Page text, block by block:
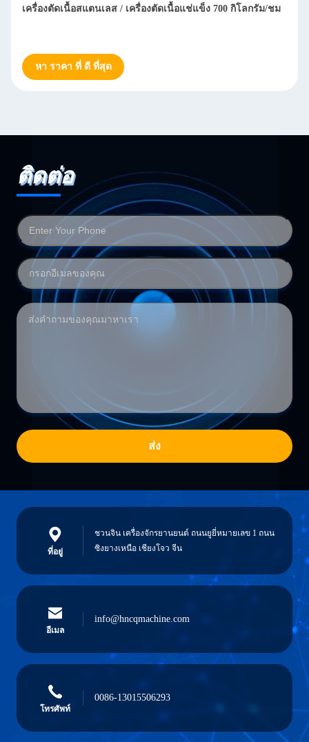
เครื่องตัดเนื้อสแตนเลส / เครื่องตัดเนื้อแช่แข็ง 700 กิโลกรัม/ชม
หา ราคา ที่ ดี ที่สุด
ติดต่อ
ส่ง
ที่อยู่
ชวนจิน เครื่องจักรยานยนต์ ถนนยูยี่หมายเลข 1 ถนน
ซิงยางเหนือ เชียงโจว จีน
อีเมล
info@hncqmachine.com
โทรศัพท์
0086-13015506293